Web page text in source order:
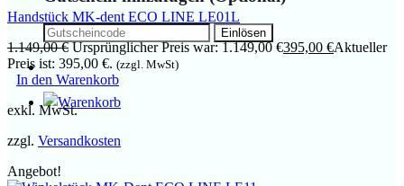
Handstück MK-dent ECO LINE LE01L
1.149,00€ Ursprünglicher Preis war: 1.149,00 €395,00 €Aktueller
Preis ist: 395,00 €. (zzgl. MwSt)
In den Warenkorb
exkl. MwSt.
zzgl. Versandkosten
Angebot!